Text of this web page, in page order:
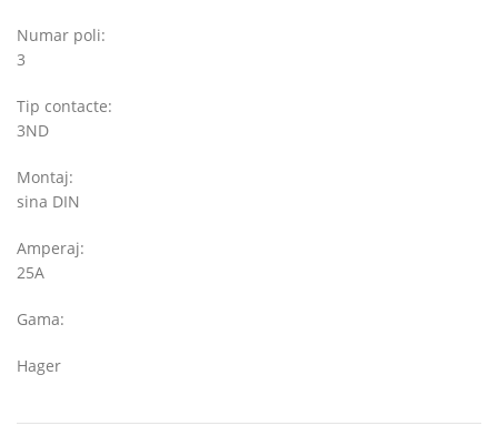
Numar poli:
3
Tip contacte:
3ND
Montaj:
sina DIN
Amperaj:
25A
Gama:
Hager